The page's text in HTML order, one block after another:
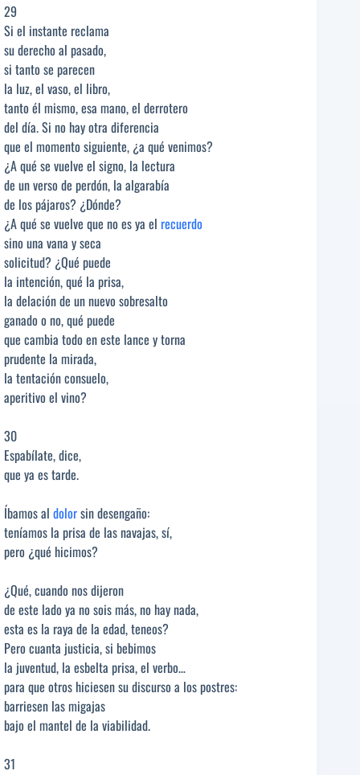
29
Si el instante reclama
su derecho al pasado,
si tanto se parecen
la luz, el vaso, el libro,
tanto él mismo, esa mano, el derrotero
del día. Si no hay otra diferencia
que el momento siguiente, ¿a qué venimos?
¿A qué se vuelve el signo, la lectura
de un verso de perdón, la algarabía
de los pájaros? ¿Dónde?
¿A qué se vuelve que no es ya el recuerdo
sino una vana y seca
solicitud? ¿Qué puede
la intención, qué la prisa,
la delación de un nuevo sobresalto
ganado o no, qué puede
que cambia todo en este lance y torna
prudente la mirada,
la tentación consuelo,
aperitivo el vino?
30
Espabílate, dice,
que ya es tarde.
Íbamos al dolorsin desengaño:
teníamos la prisa de las navajas, sí,
pero ¿qué hicimos?
¿Qué, cuando nos dijeron
de este lado ya no sois más, no hay nada,
esta es la raya de la edad, teneos?
Pero cuanta justicia, si bebimos
la juventud, la esbelta prisa, el verbo…
para que otros hiciesen su discurso a los postres:
barriesen las migajas
bajo el mantel de la viabilidad.
31